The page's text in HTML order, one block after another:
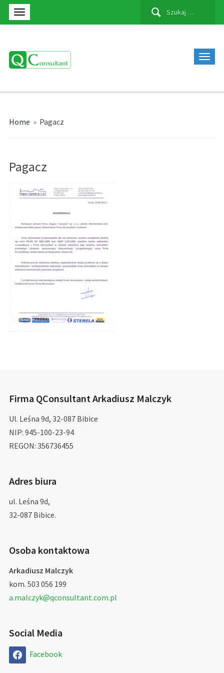
Szukaj:
Home » Pagacz
Pagacz
Firma QConsultant Arkadiusz Malczyk
Ul. Leśna 9d, 32-087 Bibice
NIP: 945-100-23-94
REGON: 356736455
Adres biura
ul. Leśna 9d,
32-087 Bibice.
Osoba kontaktowa
Arkadiusz Malczyk
kom. 503 056 199
a.malczyk@qconsultant.com.pl
Social Media
Facebook